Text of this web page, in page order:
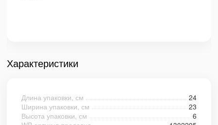
Характеристики
Длина упаковки, см
24
Ширина упаковки, см
23
Высота упаковки, см
6